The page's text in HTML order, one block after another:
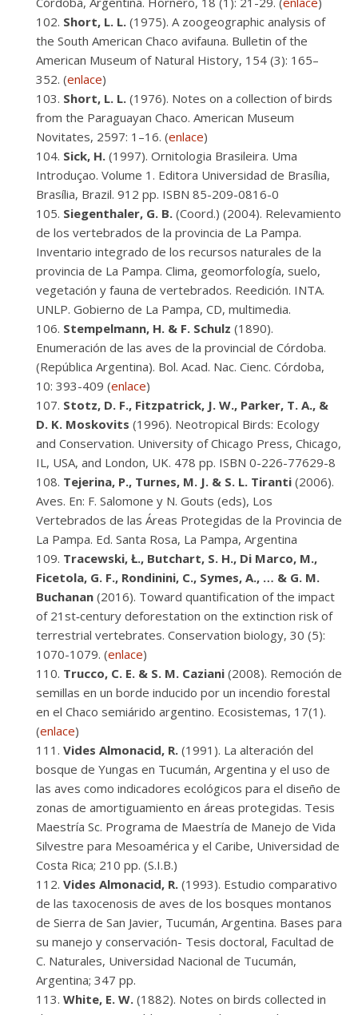
Short, L. L. (1975). A zoogeographic analysis of
the South American Chaco avifauna. Bulletin of the
American Museum of Natural History, 154 (3): 165–
352. (enlace)
Short, L. L. (1976). Notes on a collection of birds
from the Paraguayan Chaco. American Museum
Novitates, 2597: 1–16. (enlace)
Sick, H. (1997). Ornitologia Brasileira. Uma
Introduçao. Volume 1. Editora Universidad de Brasília,
Brasília, Brazil. 912 pp. ISBN 85-209-0816-0
Siegenthaler, G. B. (Coord.) (2004). Relevamiento
de los vertebrados de la provincia de La Pampa.
Inventario integrado de los recursos naturales de la
provincia de La Pampa. Clima, geomorfología, suelo,
vegetación y fauna de vertebrados. Reedición. INTA.
UNLP. Gobierno de La Pampa, CD, multimedia.
Stempelmann, H. & F. Schulz (1890).
Enumeración de las aves de la provincial de Córdoba.
(República Argentina). Bol. Acad. Nac. Cienc. Córdoba,
10: 393-409 (enlace)
Stotz, D. F., Fitzpatrick, J. W., Parker, T. A., &
D. K. Moskovits (1996). Neotropical Birds: Ecology
and Conservation. University of Chicago Press, Chicago,
IL, USA, and London, UK. 478 pp. ISBN 0-226-77629-8
Tejerina, P., Turnes, M. J. & S. L. Tiranti (2006).
Aves. En: F. Salomone y N. Gouts (eds), Los
Vertebrados de las Áreas Protegidas de la Provincia de
La Pampa. Ed. Santa Rosa, La Pampa, Argentina
Tracewski, Ł., Butchart, S. H., Di Marco, M.,
Ficetola, G. F., Rondinini, C., Symes, A., … & G. M.
Buchanan (2016). Toward quantification of the impact
of 21st‐century deforestation on the extinction risk of
terrestrial vertebrates. Conservation biology, 30 (5):
1070-1079. (enlace)
Trucco, C. E. & S. M. Caziani (2008). Remoción de
semillas en un borde inducido por un incendio forestal
en el Chaco semiárido argentino. Ecosistemas, 17(1).
(enlace)
Vides Almonacid, R. (1991). La alteración del
bosque de Yungas en Tucumán, Argentina y el uso de
las aves como indicadores ecológicos para el diseño de
zonas de amortiguamiento en áreas protegidas. Tesis
Maestría Sc. Programa de Maestría de Manejo de Vida
Silvestre para Mesoamérica y el Caribe, Universidad de
Costa Rica; 210 pp. (S.I.B.)
Vides Almonacid, R. (1993). Estudio comparativo
de las taxocenosis de aves de los bosques montanos
de Sierra de San Javier, Tucumán, Argentina. Bases para
su manejo y conservación- Tesis doctoral, Facultad de
C. Naturales, Universidad Nacional de Tucumán,
Argentina; 347 pp.
White, E. W. (1882). Notes on birds collected in